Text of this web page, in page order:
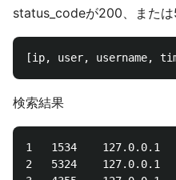
status_codeが200、また
検索結果
1	1534	127.0.0.1	GET /apache_pb.gif HTTP/1.0	200	10/Oct/2000:13:25:15 -0700	-	frank
2	5324	127.0.0.1	GET /apache_pb.gif HTTP/1.0	500	10/Oct/2000:13:35:22 -0700	-	frank